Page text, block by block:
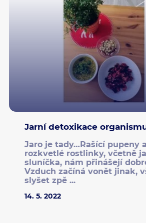
Jarní detoxikace
Jaro je tady…Rašící pupeny
rozkvetlé rostlinky, včetně
sluníčka, nám přinášejí
Vzduch začíná vonět jinak,
slyšet zpě ...
14. 5. 2022